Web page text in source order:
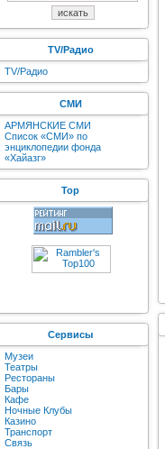
TV/Радио
TV/Радио
СМИ
АРМЯНСКИЕ СМИ
Список «СМИ» по
энциклопедии фонда
«Хайазг»
Top
Сервисы
Музеи
Театры
Рестораны
Бары
Кафе
Ночные Клубы
Казино
Транспорт
Связь